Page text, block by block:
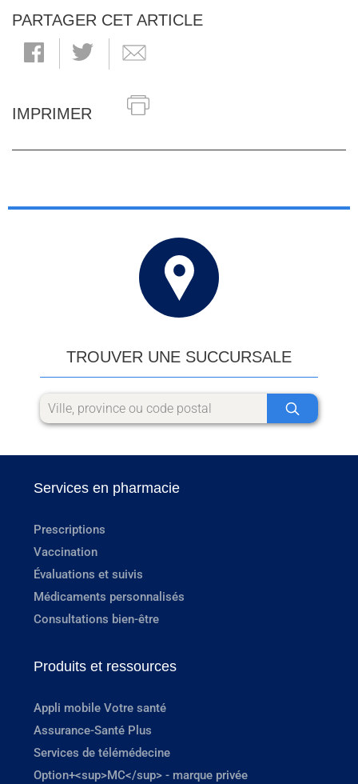
PARTAGER CET ARTICLE
IMPRIMER
TROUVER UNE SUCCURSALE
Services en pharmacie
Prescriptions
Vaccination
Évaluations et suivis
Médicaments personnalisés
Consultations bien-être
Produits et ressources
Appli mobile Votre santé
Assurance-Santé Plus
Services de télémédecine
Option+<sup>MC</sup> - marque privée